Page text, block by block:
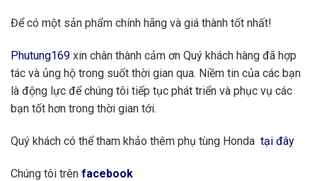
Để có một sản phẩm chính hãng và giá thành tốt nhất!
Phutung169 xin chân thành cảm ơn Quý khách hàng đã hợp
tác và ủng hộ trong suốt thời gian qua. Niềm tin của các bạn
là động lực để chúng tôi tiếp tục phát triển và phục vụ các
bạn tốt hơn trong thời gian tới.
Quý khách có thể tham khảo thêm phụ tùng Honda tại đây
Chúng tôi trên facebook